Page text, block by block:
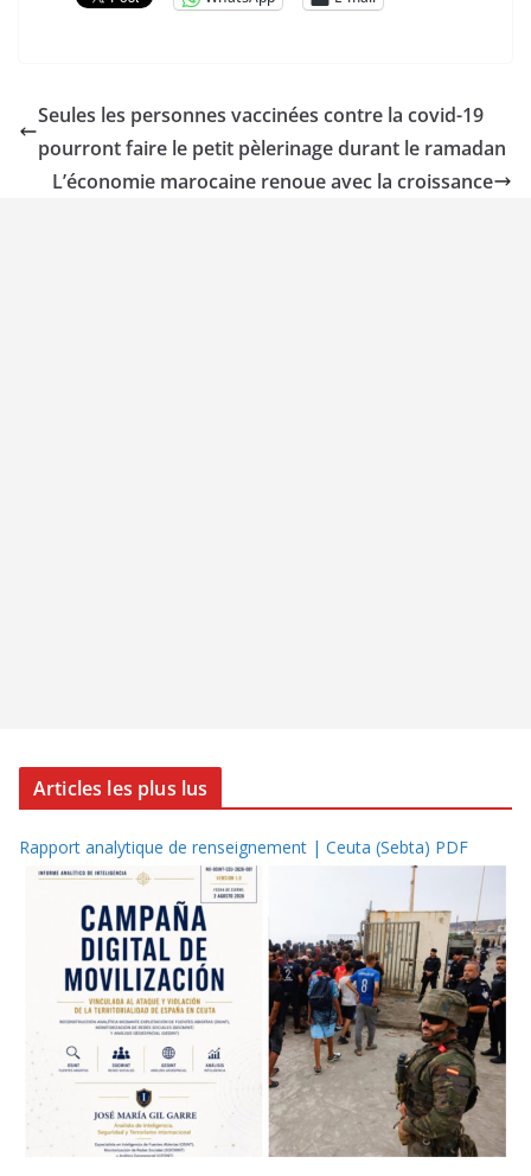
Seules les personnes vaccinées contre la covid-19
pourront faire le petit pèlerinage durant le ramadan
L’économie marocaine renoue avec la croissance
Articles les plus lus
Rapport analytique de renseignement | Ceuta (Sebta) PDF